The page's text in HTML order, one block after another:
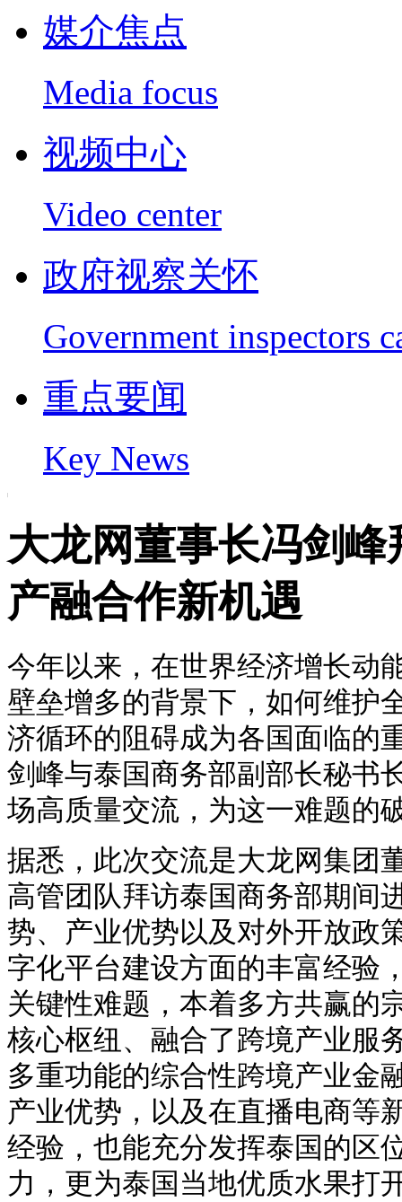
媒介焦点
Media focus
视频中心
Video center
政府视察关怀
Government inspectors
重点要闻
Key News
大龙网董事长冯剑
产融合作新机遇
今年以来，在世界经济增长动
壁垒增多的背景下，如何维护
济循环的阻碍成为各国面临的
剑峰与泰国商务部副部长秘书
场高质量交流，为这一难题的
据悉，此次交流是大龙网集团
高管团队拜访泰国商务部期间
势、产业优势以及对外开放政
字化平台建设方面的丰富经验
关键性难题，本着多方共赢的
核心枢纽、融合了跨境产业服
多重功能的综合性跨境产业金
产业优势，以及在直播电商等
经验，也能充分发挥泰国的区
力，更为泰国当地优质水果打